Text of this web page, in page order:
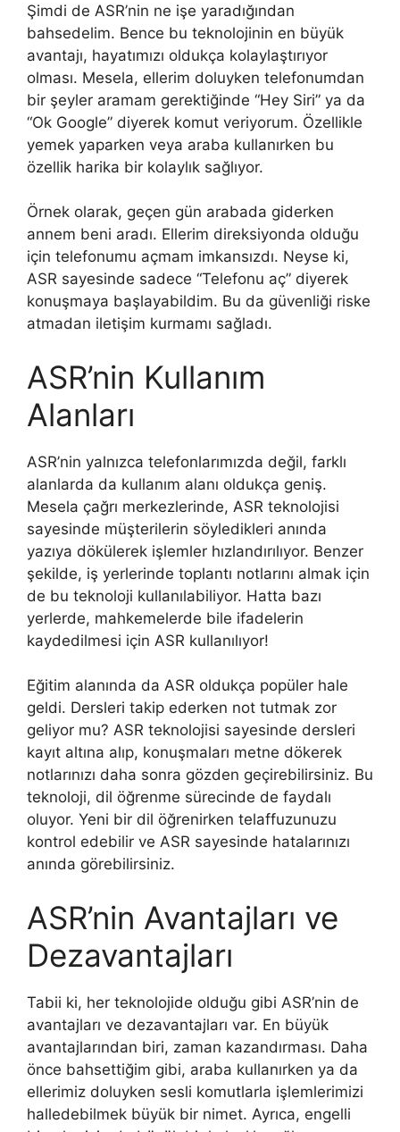
Şimdi de ASR’nin ne işe yaradığından
bahsedelim. Bence bu teknolojinin en büyük
avantajı, hayatımızı oldukça kolaylaştırıyor
olması. Mesela, ellerim doluyken telefonumdan
bir şeyler aramam gerektiğinde “Hey Siri” ya da
“Ok Google” diyerek komut veriyorum. Özellikle
yemek yaparken veya araba kullanırken bu
özellik harika bir kolaylık sağlıyor.
Örnek olarak, geçen gün arabada giderken
annem beni aradı. Ellerim direksiyonda olduğu
için telefonumu açmam imkansızdı. Neyse ki,
ASR sayesinde sadece “Telefonu aç” diyerek
konuşmaya başlayabildim. Bu da güvenliği riske
atmadan iletişim kurmamı sağladı.
ASR’nin Kullanım
Alanları
ASR’nin yalnızca telefonlarımızda değil, farklı
alanlarda da kullanım alanı oldukça geniş.
Mesela çağrı merkezlerinde, ASR teknolojisi
sayesinde müşterilerin söyledikleri anında
yazıya dökülerek işlemler hızlandırılıyor. Benzer
şekilde, iş yerlerinde toplantı notlarını almak için
de bu teknoloji kullanılabiliyor. Hatta bazı
yerlerde, mahkemelerde bile ifadelerin
kaydedilmesi için ASR kullanılıyor!
Eğitim alanında da ASR oldukça popüler hale
geldi. Dersleri takip ederken not tutmak zor
geliyor mu? ASR teknolojisi sayesinde dersleri
kayıt altına alıp, konuşmaları metne dökerek
notlarınızı daha sonra gözden geçirebilirsiniz. Bu
teknoloji, dil öğrenme sürecinde de faydalı
oluyor. Yeni bir dil öğrenirken telaffuzunuzu
kontrol edebilir ve ASR sayesinde hatalarınızı
anında görebilirsiniz.
ASR’nin Avantajları ve
Dezavantajları
Tabii ki, her teknolojide olduğu gibi ASR’nin de
avantajları ve dezavantajları var. En büyük
avantajlarından biri, zaman kazandırması. Daha
önce bahsettiğim gibi, araba kullanırken ya da
ellerimiz doluyken sesli komutlarla işlemlerimizi
halledebilmek büyük bir nimet. Ayrıca, engelli